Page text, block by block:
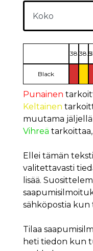
38 38.5
Black
Punainen
Keltainen
muutama jäljellä
Vihreä
Ellei tämän
valitettavasti
lisää.
sähköpostia kun
Tilaa
heti tiedon kun